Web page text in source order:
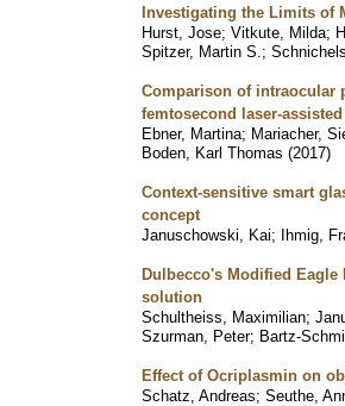
Investigating the Limits of
Hurst, Jose; Vitkute, Milda;
Spitzer, Martin S. ;
Comparison of intraocular
femtosecond laser-
Ebner, Martina; Mariacher,
Boden, Karl Thomas (2017)
Context-sensitive smart
concept
Januschowski, Kai; Ihmig,
Dulbecco's Modified
solution
Schultheiss, Maximilian;
Szurman, Peter; Bartz-
Effect of Ocriplasmin on
Schatz, Andreas; Seuthe,